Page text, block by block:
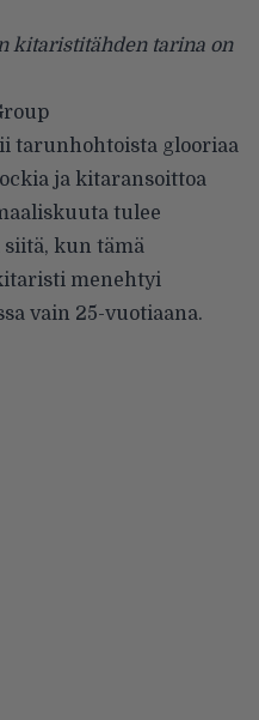
kitaristitähden tarina on
tarunhohtoista glooriaa
ja kitaransoittoa
tulee
kun tämä
menehtyi
vain 25-vuotiaana.